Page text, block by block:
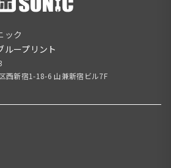
ック
ループリント
西新宿1-18-6 山兼新宿ビル7F